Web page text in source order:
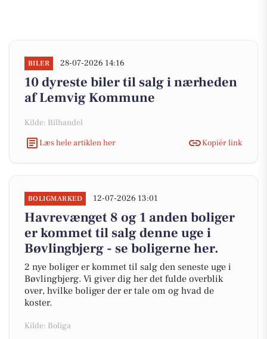
BILER 28-07-2026 14:16
10 dyreste biler til salg i nærheden
af Lemvig Kommune
Kilde: Bilhandel
Læs hele artiklen her
Kopiér link
BOLIGMARKED 12-07-2026 13:01
Havrevænget 8 og 1 anden boliger
er kommet til salg denne uge i
Bøvlingbjerg - se boligerne her.
2 nye boliger er kommet til salg den seneste uge i
Bøvlingbjerg. Vi giver dig her det fulde overblik
over, hvilke boliger der er tale om og hvad de
koster.
Kilde: Boliga